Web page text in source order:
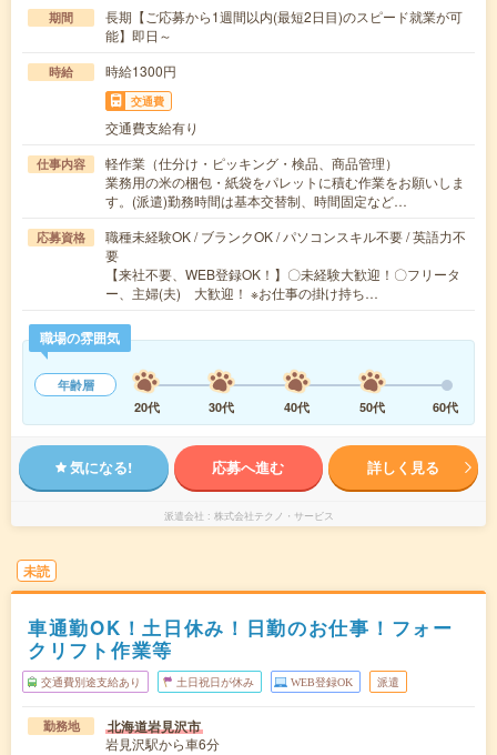
期間
長期【ご応募から1週間以内(最短2日目)のスピード就業が可
能】即日～
時給 時給1300円
交通費
交通費支給有り
仕事内容
軽作業（仕分け・ピッキング・検品、商品管理）
業務用の米の梱包・紙袋をパレットに積む作業をお願いしま
す。(派遣)勤務時間は基本交替制、時間固定など…
応募資格
職種未経験OK / ブランクOK / パソコンスキル不要 / 英語力不
要
【来社不要、WEB登録OK！】〇未経験大歓迎！〇フリータ
ー、主婦(夫) 大歓迎！ ※お仕事の掛け持ち…
職場の雰囲気
年齢層
20代
30代 40代 50代 60代
気になる! 応募へ進む 詳しく見る
派遣会社 株式会社テクノ・サービス
未読
車通勤OK！土日休み！日勤のお仕事！フォー
クリフト作業等
交通費別途支給あり 土日祝日が休み WEB登録OK 派遣
勤務地 北海道岩見沢市
岩見沢駅から車6分